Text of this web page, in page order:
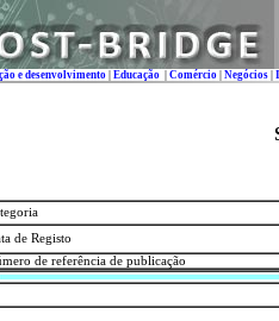
e desenvolvimento Educação Comércio Negócios
de Registo
de referência de publicação